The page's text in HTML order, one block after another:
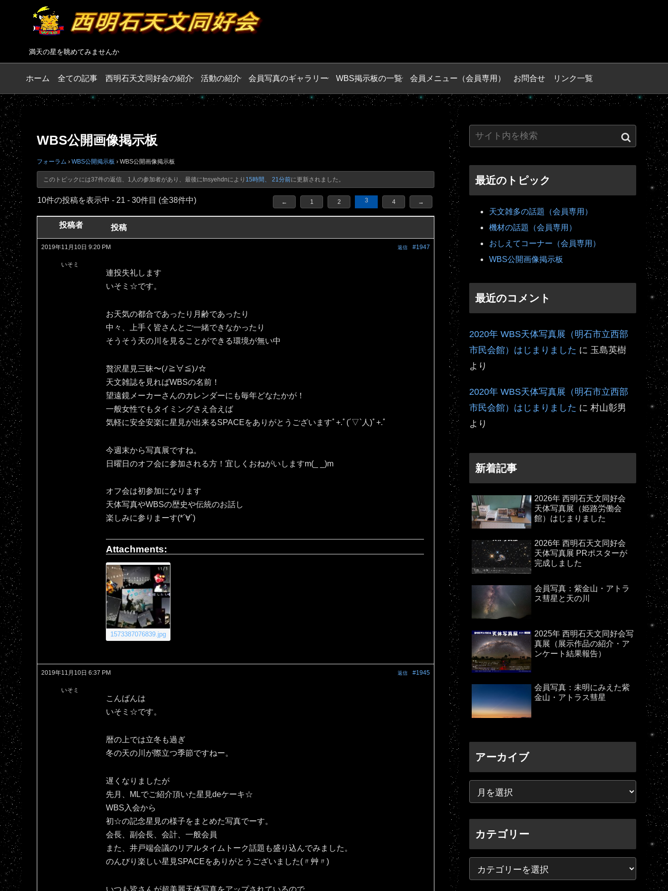
満天の星を眺めてみませんか
ホーム 全ての記事 西明石天文同好会の紹介 活動の紹介 会員写真のギャラリー WBS掲示板の一覧 会員メニュー（会員専用） お問合せ リンク一覧
WBS公開画像掲示板
フォーラム › WBS公開掲示板 › WBS公開画像掲示板
このトピックには37件の返信、1人の参加者があり、最後にtnsyehdnにより 15時間、 21分前に更新されました。
10件の投稿を表示中 - 21 - 30件目 (全38件中) ← 1 2 3 4 →
投稿者 投稿
2019年11月10日 9:20 PM #1947
返信
いそミ
連投失礼します
いそミ☆です。
お天気の都合であったり月齢であったり
中々、上手く皆さんとご一緒できなかったり
そうそう天の川を見ることができる環境が無い中
贅沢星見三昧〜(ﾉ≧∀≦)ﾉ☆
天文雑誌を見ればWBSの名前！
望遠鏡メーカーさんのカレンダーにも毎年どなたかが！
一般女性でもタイミングさえ合えば
気軽に安全安楽に星見が出来るSPACEをありがとうございますﾟ+.ﾟ(´▽`人)ﾟ+.ﾟ
今週末から写真展ですね。
日曜日のオフ会に参加される方！宜しくおねがいしますm(_ _)m
オフ会は初参加になります
天体写真やWBSの歴史や伝統のお話し
楽しみに参りまーす(*´∀`)
Attachments:
1573387076839.jpg
2019年11月10日 6:37 PM #1945
返信
いそミ
こんばんは
いそミ☆です。
暦の上では立冬も過ぎ
冬の天の川が際立つ季節ですねー。
遅くなりましたが
先月、MLでご紹介頂いた星見deケーキ☆
WBS入会から
初☆の記念星見の様子をまとめた写真でーす。
会長、副会長、会計、一般会員
また、井戸端会議のリアルタイムトーク話題も盛り込んでみました。
のんびり楽しい星見SPACEをありがとうございました(〃艸〃)
いつも皆さんが超美麗天体写真をアップされているので
最近のトピック
天文雑多の話題（会員専用）
機材の話題（会員専用）
おしえてコーナー（会員専用）
WBS公開画像掲示板
最近のコメント
2020年 WBS天体写真展（明石市立西部
市民会館）はじまりました に 玉島英樹
より
2020年 WBS天体写真展（明石市立西部
市民会館）はじまりました に 村山彰男
より
新着記事
2026年 西明石天文同好会
天体写真展（姫路労働会
館）はじまりました
2026年 西明石天文同好会
天体写真展 PRポスターが
完成しました
会員写真：紫金山・アトラ
ス彗星と天の川
2025年 西明石天文同好会写
真展（展示作品の紹介・ア
ンケート結果報告）
会員写真：未明にみえた紫
金山・アトラス彗星
アーカイブ
カテゴリー